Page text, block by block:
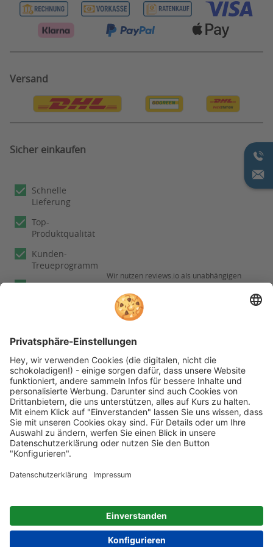
Gutscheine
Rücksendungen/ -erstattungen
Reklamation
Privatsphäre Einstellungen
Batterieentsorgung
Katalogbestellung
Bonus System
Bestellung Widerruf
Versand
Sicher einkaufen
Schnelle
Lieferung
Top-
Produktqualität
Kunden-
Treueprogramm
Experten
Wir nutzen reviews.io als unabhängigen
Dienstleister für die Einholung von
Bewertungen. Erfahren Sie mehr unter
unserenInformationen zu
Kundenbewertungen
Folgen Sie rehashop auch auf folgenden Kanälen
* Alle Preise inkl. gesetzl. Mehrwertsteuer zzgl.
Versandkosten wenn nicht anders beschrieben